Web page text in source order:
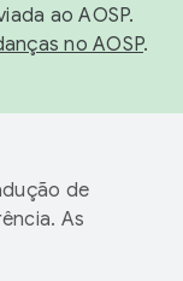
ao AOSP.
no AOSP.
de
As